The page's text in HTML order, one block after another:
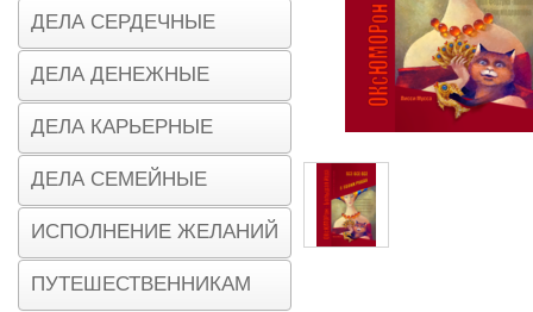
ДЕЛА СЕРДЕЧНЫЕ
ДЕЛА ДЕНЕЖНЫЕ
ДЕЛА КАРЬЕРНЫЕ
ДЕЛА СЕМЕЙНЫЕ
ИСПОЛНЕНИЕ ЖЕЛАНИЙ
ПУТЕШЕСТВЕННИКАМ